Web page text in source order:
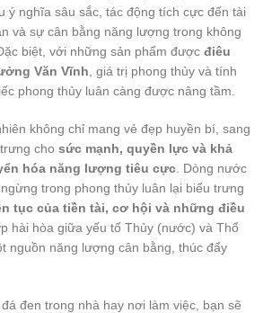
ý nghĩa sâu sắc, tác động tích cực đến tài
và sự cân bằng năng lượng trong không
biệt, với những sản phẩm được điêu
Văn Vĩnh , giá trị phong thủy và tính
phong thủy luân càng được nâng tầm.
không chỉ mang vẻ đẹp huyền bí, sang
cho sức mạnh, quyền lực và khả
hóa năng lượng tiêu cực . Dòng nước
trong phong thủy luân lại biểu trưng
tục của tiền tài, cơ hội và những điều
hài hòa giữa yếu tố Thủy (nước) và Thổ
nguồn năng lượng cân bằng, thúc đẩy
đen trong nhà hay nơi làm việc, bạn sẽ